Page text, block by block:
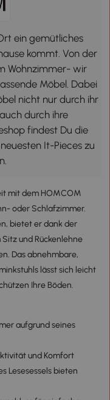
ein gemütliches
kommt. Von der
Wohnzimmer- wir
Möbel. Dabei
nicht nur durch ihr
durch ihre
findest Du die
It-Pieces zu
mit dem HOMCOM
oder Schlafzimmer.
bietet er dank der
und Rückenlehne
Das abnehmbare,
lässt sich leicht
Ihre Böden.
aufgrund seines
und Komfort
Lesesessels bieten